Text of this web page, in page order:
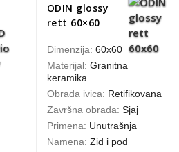
ODIN glossy
rett 60×60
Dimenzija: 60x60
Materijal: Granitna
keramika
Obrada ivica: Retifikovana
Završna obrada: Sjaj
Primena: Unutrašnja
Namena: Zid i pod